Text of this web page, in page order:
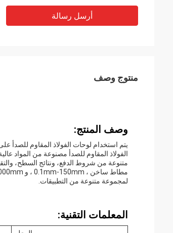
أرسل رسالة
منتوج وصف
وصف المنتج:
يتم استخدام لوحات الفولاذ المقاوم للصدأ
الفولاذ المقاوم للصدأ مصنوعة من المواد
لمجموعة متنوعة من التطبيقات.
المعلمات التقنية: